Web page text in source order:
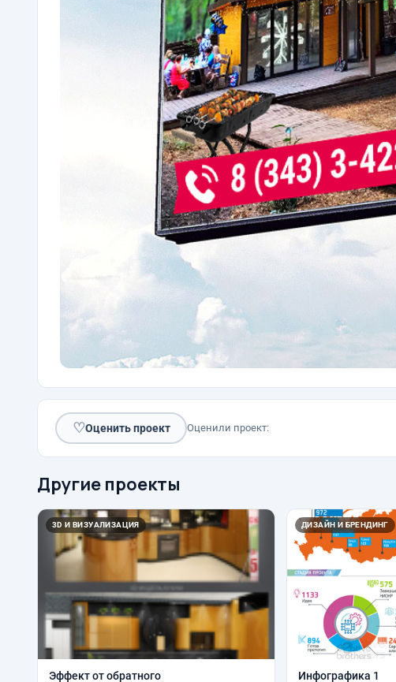
♡Оценить проект Оценили проект:
Другие проекты
3D И ВИЗУАЛИЗАЦИЯ
Эффект от обратного
ДИЗАЙН И БРЕНДИНГ
Инфографика 1